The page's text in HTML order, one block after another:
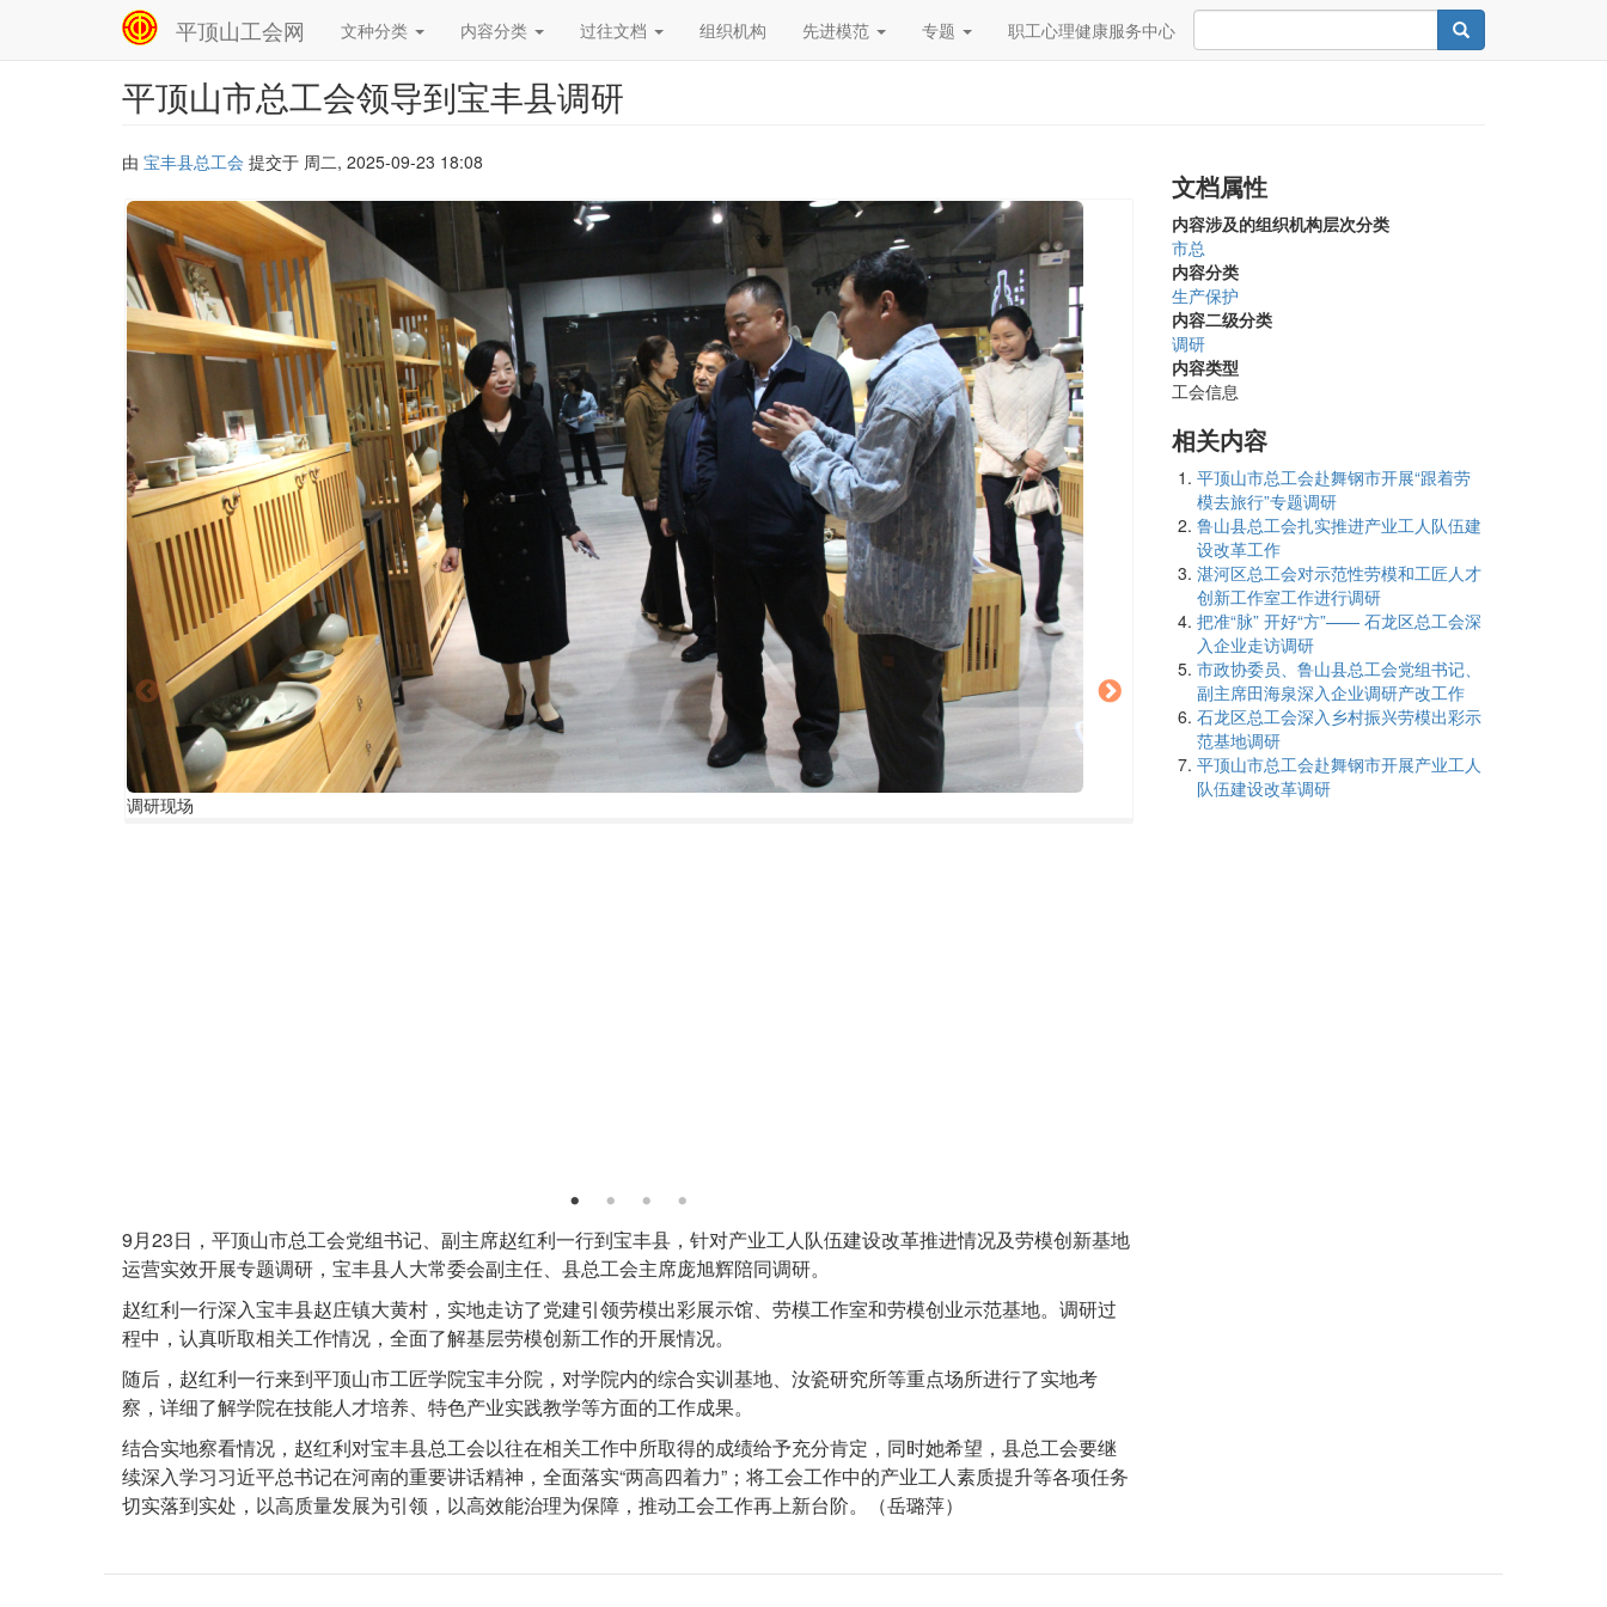
平顶山工会网
Main
navigation
文种分类 内容分类 过往文档 组织机构 先进模范 专题 职工心理健康服务中心
Search
Search
平顶山市总工会领导到宝丰县调研
由 宝丰县总工会 提交于 周二, 2025-09-23 18:08
调
调研现场 调研现场
正
文
9月23日，平顶山市总工会党组书记、副主席赵红利一行到宝丰县，针对产业工人队伍建设改革推进情况及劳模创新基地
运营实效开展专题调研，宝丰县人大常委会副主任、县总工会主席庞旭辉陪同调研。
赵红利一行深入宝丰县赵庄镇大黄村，实地走访了党建引领劳模出彩展示馆、劳模工作室和劳模创业示范基地。调研过
程中，认真听取相关工作情况，全面了解基层劳模创新工作的开展情况。
随后，赵红利一行来到平顶山市工匠学院宝丰分院，对学院内的综合实训基地、汝瓷研究所等重点场所进行了实地考
察，详细了解学院在技能人才培养、特色产业实践教学等方面的工作成果。
结合实地察看情况，赵红利对宝丰县总工会以往在相关工作中所取得的成绩给予充分肯定，同时她希望，县总工会要继
续深入学习习近平总书记在河南的重要讲话精神，全面落实“两高四着力”；将工会工作中的产业工人素质提升等各项任务
切实落到实处，以高质量发展为引领，以高效能治理为保障，推动工会工作再上新台阶。（岳璐萍）
文档属性
内容涉及的组织机构层次分类
市总
内容分类
生产保护
内容二级分类
调研
内容类型
工会信息
相关内容
平顶山市总工会赴舞钢市开展“跟着劳
模去旅行”专题调研
鲁山县总工会扎实推进产业工人队伍建
设改革工作
湛河区总工会对示范性劳模和工匠人才
创新工作室工作进行调研
把准“脉” 开好“方”—— 石龙区总工会深
入企业走访调研
市政协委员、鲁山县总工会党组书记、
副主席田海泉深入企业调研产改工作
石龙区总工会深入乡村振兴劳模出彩示
范基地调研
平顶山市总工会赴舞钢市开展产业工人
队伍建设改革调研